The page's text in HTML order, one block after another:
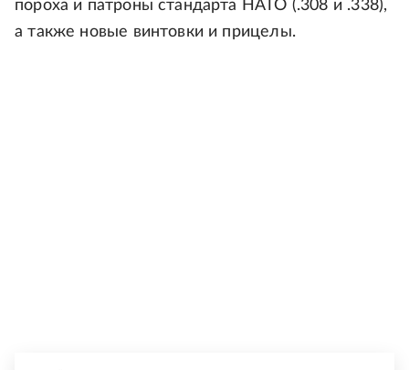
пороха и патроны стандарта НАТО (.308 и .338),
а также новые винтовки и прицелы.